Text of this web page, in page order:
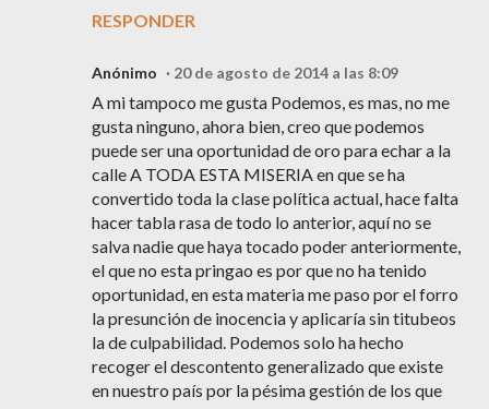
RESPONDER
Anónimo 20 de agosto de 2014 a las 8:09
A mi tampoco me gusta Podemos, es mas, no me
gusta ninguno, ahora bien, creo que podemos
puede ser una oportunidad de oro para echar a la
calle A TODA ESTA MISERIA en que se ha
convertido toda la clase política actual, hace falta
hacer tabla rasa de todo lo anterior, aquí no se
salva nadie que haya tocado poder anteriormente,
el que no esta pringao es por que no ha tenido
oportunidad, en esta materia me paso por el forro
la presunción de inocencia y aplicaría sin titubeos
la de culpabilidad. Podemos solo ha hecho
recoger el descontento generalizado que existe
en nuestro país por la pésima gestión de los que